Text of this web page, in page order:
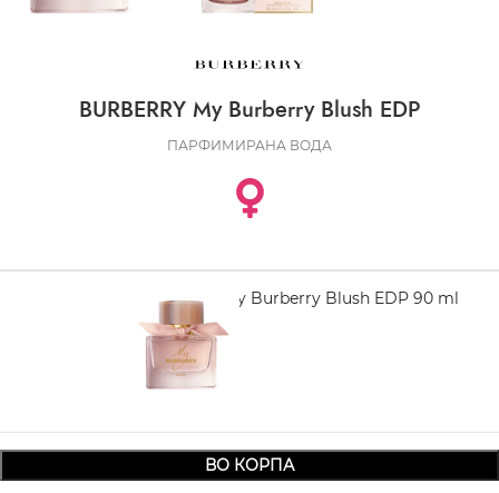
BURBERRY My Burberry Blush EDP
ПАРФИМИРАНА ВОДА
BURBERRY My Burberry Blush EDP 90 ml
4.880,00
ВО КОРПА